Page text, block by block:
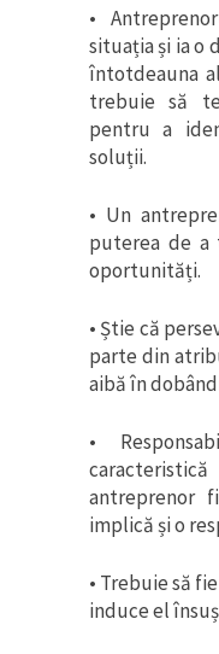
•
situația și ia o
întotdeauna
trebuie să
pentru a
soluții.
• Un
puterea de a
oportunități.
• Știe că
parte din
aibă în
•
antreprenor
implică și o
• Trebuie să
induce el